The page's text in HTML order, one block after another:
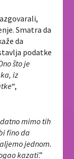
Smatra da
da
podatke
što je
iz
“,
mimo tih
fino da
jednom.
kazati.”